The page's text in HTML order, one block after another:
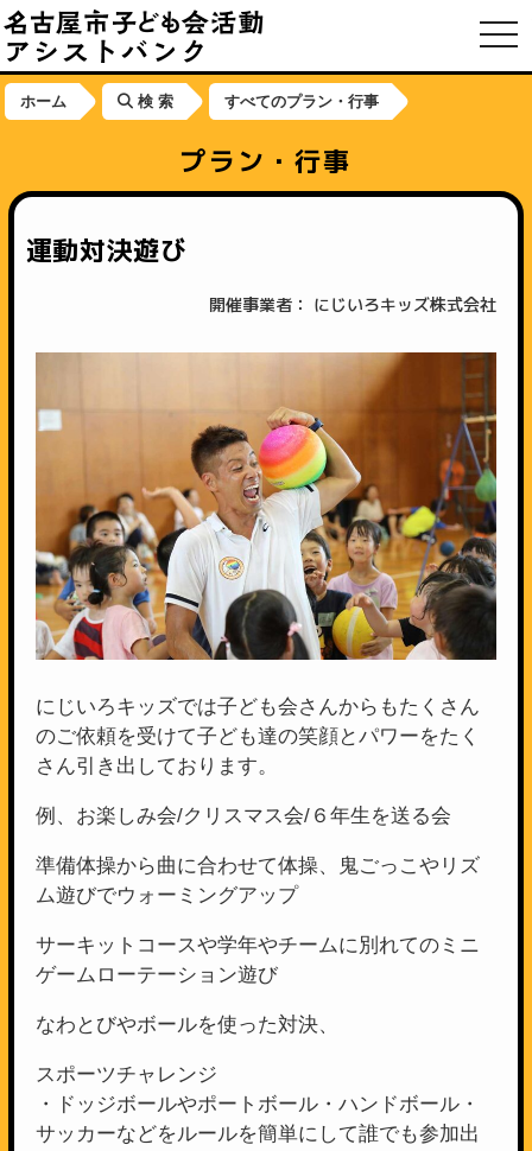
ホーム 検 索 すべてのプラン・行事
プラン・行事
運動対決遊び
開催事業者： にじいろキッズ株式会社
にじいろキッズでは子ども会さんからもたくさん
のご依頼を受けて子ども達の笑顔とパワーをたく
さん引き出しております。
例、お楽しみ会/クリスマス会/６年生を送る会
準備体操から曲に合わせて体操、鬼ごっこやリズ
ム遊びでウォーミングアップ
サーキットコースや学年やチームに別れてのミニ
ゲームローテーション遊び
なわとびやボールを使った対決、
スポーツチャレンジ
・ドッジボールやポートボール・ハンドボール・
サッカーなどをルールを簡単にして誰でも参加出